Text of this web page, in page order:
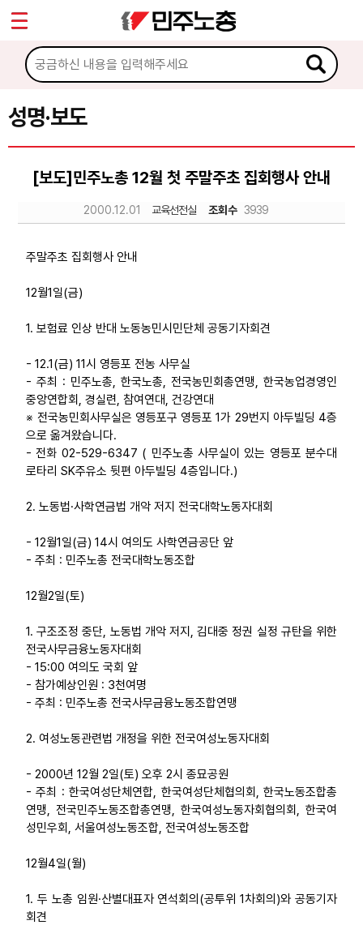
성명·보도
[보도]민주노총 12월 첫 주말주초 집회행사 안내
2000.12.01 교육선전실 조회수 3939
주말주초 집회행사 안내
12월1일(금)
1. 보험료 인상 반대 노동농민시민단체 공동기자회견
- 12.1(금) 11시 영등포 전농 사무실
- 주최 : 민주노총, 한국노총, 전국농민회총연맹, 한국농업경영인
중앙연합회, 경실련, 참여연대, 건강연대
※ 전국농민회사무실은 영등포구 영등포 1가 29번지 아두빌딩 4층
으로 옮겨왔습니다.
- 전화 02-529-6347 ( 민주노총 사무실이 있는 영등포 분수대
로타리 SK주유소 뒷편 아두빌딩 4층입니다.)
2. 노동법·사학연금법 개악 저지 전국대학노동자대회
- 12월1일(금) 14시 여의도 사학연금공단 앞
- 주최 : 민주노총 전국대학노동조합
12월2일(토)
1. 구조조정 중단, 노동법 개악 저지, 김대중 정권 실정 규탄을 위한
전국사무금융노동자대회
- 15:00 여의도 국회 앞
- 참가예상인원 : 3천여명
- 주최 : 민주노총 전국사무금융노동조합연맹
2. 여성노동관련법 개정을 위한 전국여성노동자대회
- 2000년 12월 2일(토) 오후 2시 종묘공원
- 주최 : 한국여성단체연합, 한국여성단체협의회, 한국노동조합총
연맹, 전국민주노동조합총연맹, 한국여성노동자회협의회, 한국여
성민우회, 서울여성노동조합, 전국여성노동조합
12월4일(월)
1. 두 노총 임원·산별대표자 연석회의(공투위 1차회의)와 공동기자
회견
마이페이지
소개
소식
공지사항
성명·보도
노동상담
업무
Sketchbook5, 스케치북5
Sketchbook5, 스케치북5